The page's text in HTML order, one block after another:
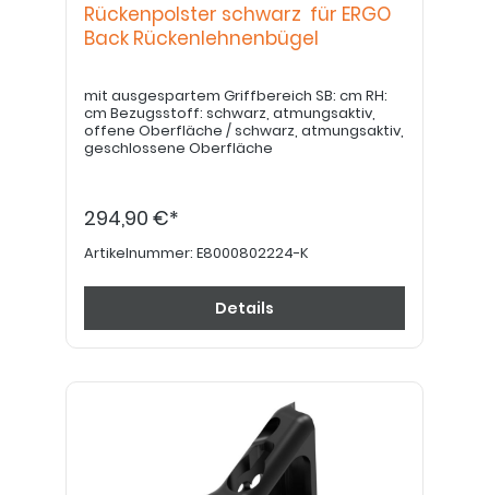
Rückenpolster schwarz für ERGO
Back Rückenlehnenbügel
mit ausgespartem Griffbereich SB: cm RH:
cm Bezugsstoff: schwarz, atmungsaktiv,
offene Oberfläche / schwarz, atmungsaktiv,
geschlossene Oberfläche
294,90 €*
Artikelnummer: E8000802224-K
Details